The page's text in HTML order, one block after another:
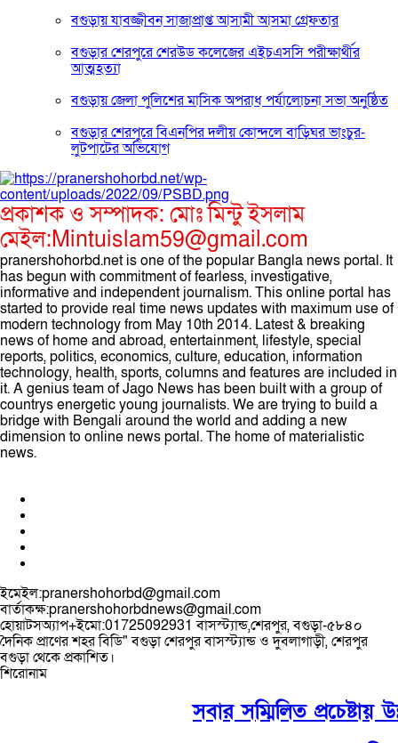
বগুড়ায় যাবজ্জীবন সাজাপ্রাপ্ত আসামী আসমা গ্রেফতার
বগুড়ার শেরপুরে শেরউড কলেজের এইচএসসি পরীক্ষার্থীর
আত্মহত্যা
বগুড়ায় জেলা পুলিশের মাসিক অপরাধ পর্যালোচনা সভা অনুষ্ঠিত
বগুড়ার শেরপুরে বিএনপির দলীয় কোন্দলে বাড়িঘর ভাংচুর-
লুটপাটের অভিযোগ
প্রকাশক ও সম্পাদক: মোঃ মিন্টু ইসলাম
মেইল:Mintuislam59@gmail.com
pranershohorbd.net is one of the popular Bangla news portal. It
has begun with commitment of fearless, investigative,
informative and independent journalism. This online portal has
started to provide real time news updates with maximum use of
modern technology from May 10th 2014. Latest & breaking
news of home and abroad, entertainment, lifestyle, special
reports, politics, economics, culture, education, information
technology, health, sports, columns and features are included in
it. A genius team of Jago News has been built with a group of
countrys energetic young journalists. We are trying to build a
bridge with Bengali around the world and adding a new
dimension to online news portal. The home of materialistic
news.
ইমেইল:pranershohorbd@gmail.com
বার্তাকক্ষ:pranershohorbdnews@gmail.com
হোয়াটসঅ্যাপ+ইমো:01725092931 বাসস্ট্যান্ড,শেরপুর, বগুড়া-৫৮৪০
দৈনিক প্রাণের শহর বিডি" বগুড়া শেরপুর বাসস্ট্যান্ড ও দুবলাগাড়ী, শেরপুর
বগুড়া থেকে প্রকাশিত।
শিরোনাম
সবার সম্মিলিত প্রচেষ্টায়